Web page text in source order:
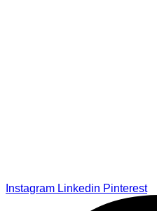
Instagram Linkedin Pinterest